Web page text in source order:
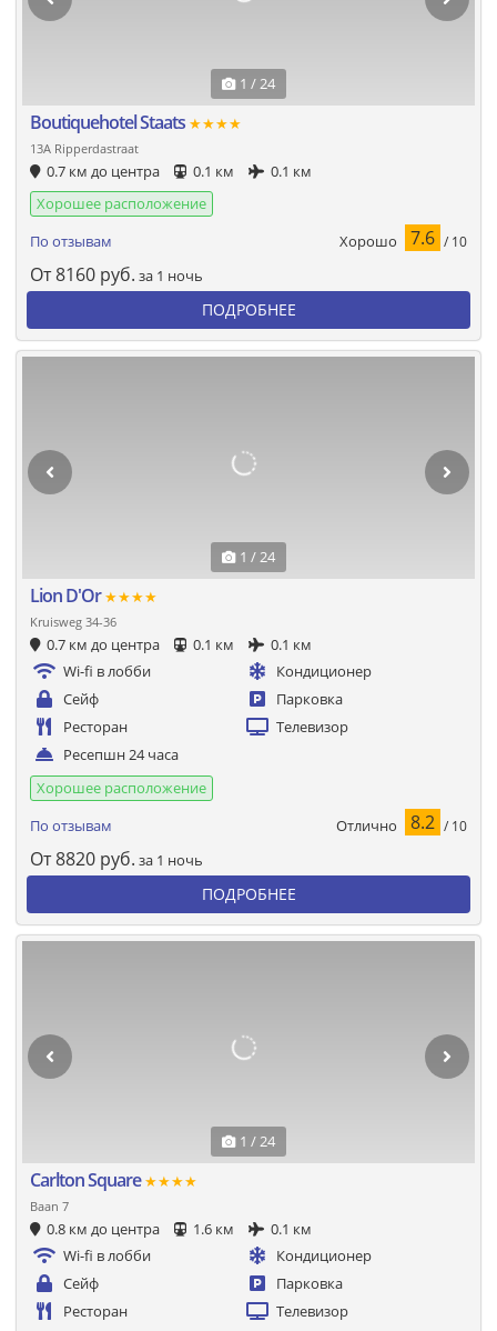
1 / 24
Boutiquehotel Staats ★★★★
13A Ripperdastraat
0.7 км до центра 0.1 км
0.1 км
Хорошее расположение
По отзывам
Хорошо 7.6 / 10
От8160 руб. за 1 ночь
ПОДРОБНЕЕ
1 / 24
Lion D'Or★★★★
Kruisweg 34-36
0.7 км до центра 0.1 км
0.1 км
Wi-fi в лобби
Кондиционер
Сейф
Парковка
Ресторан
Телевизор
Ресепшн 24 часа
Хорошее расположение
По отзывам
Отлично 8.2 / 10
От8820 руб. за 1 ночь
ПОДРОБНЕЕ
1 / 24
Carlton Square★★★★
Baan 7
0.8 км до центра 1.6 км
0.1 км
Wi-fi в лобби
Кондиционер
Сейф
Парковка
Ресторан
Телевизор